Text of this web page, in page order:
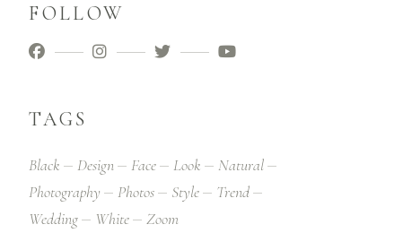
FOLLOW
TAGS
Black Design Face Look
Natural
Photography
Photos Style
Trend
Wedding
White Zoom